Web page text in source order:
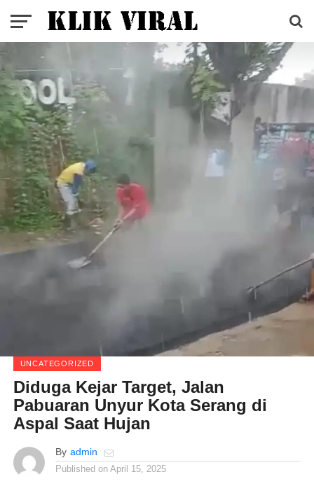
UNCATEGORIZED
Diduga Kejar Target, Jalan
Pabuaran Unyur Kota Serang di
Aspal Saat Hujan
By admin
Published on April 15, 2025